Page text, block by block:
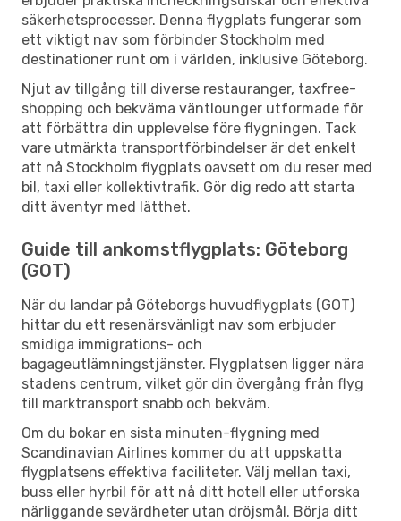
säkerhetsprocesser. Denna flygplats fungerar som
ett viktigt nav som förbinder Stockholm med
destinationer runt om i världen, inklusive Göteborg.
Njut av tillgång till diverse restauranger, taxfree-
shopping och bekväma väntlounger utformade för
att förbättra din upplevelse före flygningen. Tack
vare utmärkta transportförbindelser är det enkelt
att nå Stockholm flygplats oavsett om du reser med
bil, taxi eller kollektivtrafik. Gör dig redo att starta
ditt äventyr med lätthet.
Guide till ankomstflygplats: Göteborg
(GOT)
När du landar på Göteborgs huvudflygplats (GOT)
hittar du ett resenärsvänligt nav som erbjuder
smidiga immigrations- och
bagageutlämningstjänster. Flygplatsen ligger nära
stadens centrum, vilket gör din övergång från flyg
till marktransport snabb och bekväm.
Om du bokar en sista minuten-flygning med
Scandinavian Airlines kommer du att uppskatta
flygplatsens effektiva faciliteter. Välj mellan taxi,
buss eller hyrbil för att nå ditt hotell eller utforska
närliggande sevärdheter utan dröjsmål. Börja ditt